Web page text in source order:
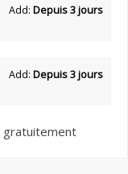
Add: Depuis 3 jours
Add: Depuis 3 jours
gratuitement